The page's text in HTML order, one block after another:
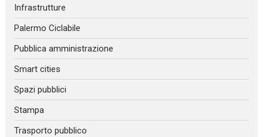
Infrastrutture
Palermo Ciclabile
Pubblica amministrazione
Smart cities
Spazi pubblici
Stampa
Trasporto pubblico